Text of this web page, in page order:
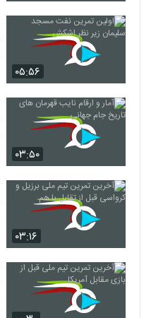
۰۵:۵۶
۰۳:۵۰
۰۳:۱۶